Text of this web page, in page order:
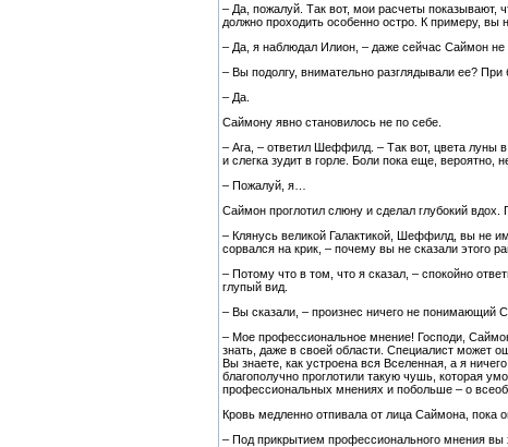
– Да, пожалуй. Так вот, мои расчеты показывают,
должно проходить особенно остро. К примеру,
– Да, я наблюдал Илион, – даже сейчас Саймон не
– Вы подолгу, внимательно разглядывали ее?
– Да.
Саймону явно становилось не по себе.
– Ага, – ответил Шеффилд. – Так вот, цвета луны
и слегка зудит в горле. Боли пока еще, вероятно,
– Пожалуй, я…
Саймон проглотил слюну и сделал глубокий
– Клянусь великой Галактикой, Шеффилд, вы не
сорвался на крик, – почему вы не сказали этого
– Потому что в том, что я сказал, – спокойно
глупый вид.
– Вы сказали, – произнес ничего не понимающий
– Мое профессиональное мнение! Господи,
знать, даже в своей области. Специалист может
Вы знаете, как устроена вся Вселенная, а я
благополучно проглотили такую чушь, которая
профессиональных мнениях и побольше – о
Кровь медленно отпивала от лица Саймона, пока
– Под прикрытием профессионального мнения вы